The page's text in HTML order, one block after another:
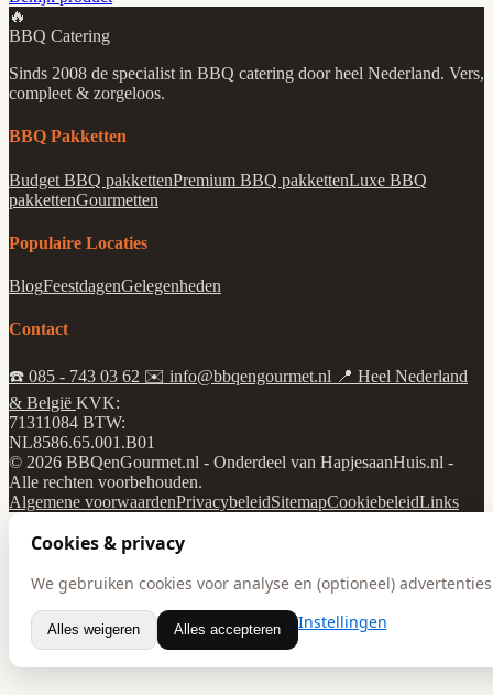
🔥
BBQ Catering
Sinds 2008 de specialist in BBQ catering door heel Nederland. Vers,
compleet & zorgeloos.
BBQ Pakketten
Budget BBQ pakkettenPremium BBQ pakkettenLuxe BBQ
pakkettenGourmetten
Populaire Locaties
BlogFeestdagenGelegenheden
Contact
☎️ 085 - 743 03 62 ✉️ info@bbqengourmet.nl 📍 Heel Nederland
& België KVK:
71311084 BTW:
NL8586.65.001.B01
© 2026 BBQenGourmet.nl - Onderdeel van HapjesaanHuis.nl -
Alle rechten voorbehouden.
Algemene voorwaardenPrivacybeleidSitemapCookiebeleidLinks
Cookies & privacy
We gebruiken cookies voor analyse en (optioneel)
Alles weigeren Alles accepteren Instellingen